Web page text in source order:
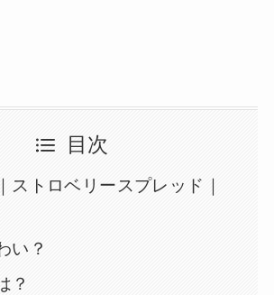
目次
ストロベリースプレッド｜
い？
？